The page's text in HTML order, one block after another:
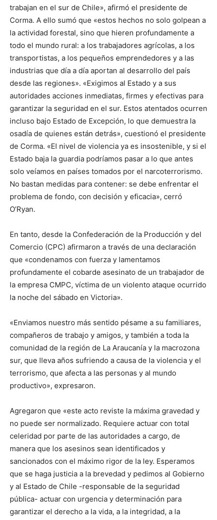
trabajan en el sur de Chile», afirmó el presidente de
Corma. A ello sumó que «estos hechos no solo golpean a
la actividad forestal, sino que hieren profundamente a
todo el mundo rural: a los trabajadores agrícolas, a los
transportistas, a los pequeños emprendedores y a las
industrias que día a día aportan al desarrollo del país
desde las regiones». «Exigimos al Estado y a sus
autoridades acciones inmediatas, firmes y efectivas para
garantizar la seguridad en el sur. Estos atentados ocurren
incluso bajo Estado de Excepción, lo que demuestra la
osadía de quienes están detrás», cuestionó el presidente
de Corma. «El nivel de violencia ya es insostenible, y si el
Estado baja la guardia podríamos pasar a lo que antes
solo veíamos en países tomados por el narcoterrorismo.
No bastan medidas para contener: se debe enfrentar el
problema de fondo, con decisión y eficacia», cerró
O’Ryan.
En tanto, desde la Confederación de la Producción y del
Comercio (CPC) afirmaron a través de una declaración
que «condenamos con fuerza y lamentamos
profundamente el cobarde asesinato de un trabajador de
la empresa CMPC, víctima de un violento ataque ocurrido
la noche del sábado en Victoria».
«Enviamos nuestro más sentido pésame a su familiares,
compañeros de trabajo y amigos, y también a toda la
comunidad de la región de La Araucanía y la macrozona
sur, que lleva años sufriendo a causa de la violencia y el
terrorismo, que afecta a las personas y al mundo
productivo», expresaron.
Agregaron que «este acto reviste la máxima gravedad y
no puede ser normalizado. Requiere actuar con total
celeridad por parte de las autoridades a cargo, de
manera que los asesinos sean identificados y
sancionados con el máximo rigor de la ley. Esperamos
que se haga justicia a la brevedad y pedimos al Gobierno
y al Estado de Chile -responsable de la seguridad
pública- actuar con urgencia y determinación para
garantizar el derecho a la vida, a la integridad, a la